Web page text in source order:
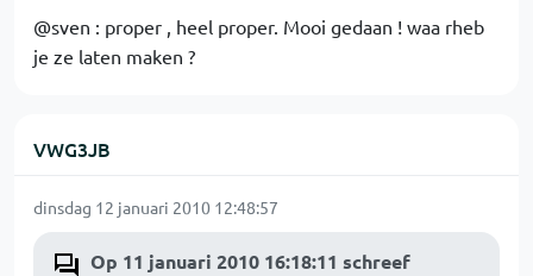
@sven : proper , heel proper. Mooi gedaan ! waa rheb
je ze laten maken ?
VWG3JB
dinsdag 12 januari 2010 12:48:57
Op 11 januari 2010 16:18:11 schreef